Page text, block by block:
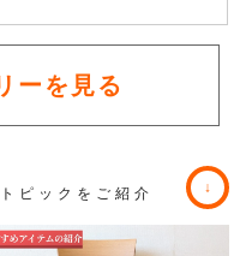
ーを見る
ックをご紹介